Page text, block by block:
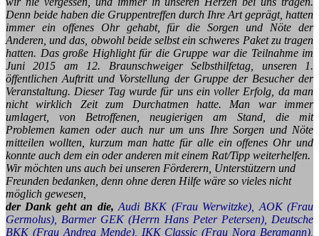
Denn beide haben die Gruppentreffen durch Ihre Art geprägt, hatten
immer ein offenes Ohr gehabt, für die Sorgen und Nöte der
Anderen, und das, obwohl beide selbst ein schweres Paket zu tragen
hatten. Das große Highlight für die Gruppe war die Teilnahme im
Juni 2015 am 12. Braunschweiger Selbsthilfetag, unseren 1.
öffentlichen Auftritt und Vorstellung der Gruppe der Besucher der
Veranstaltung. Dieser Tag wurde für uns ein voller Erfolg, da man
nicht wirklich Zeit zum Durchatmen hatte. Man war immer
umlagert, von Betroffenen, neugierigen am Stand, die mit
Problemen kamen oder auch nur um uns Ihre Sorgen und Nöte
mitteilen wollten, kurzum man hatte für alle ein offenes Ohr und
konnte auch dem ein oder anderen mit einem Rat/Tipp weiterhelfen.
Wir möchten uns auch bei unseren Förderern, Unterstützern und
Freunden bedanken, denn ohne deren Hilfe wäre so vieles nicht
möglich gewesen,
der Dank geht an die, Audi BKK (Frau Werwitzke), AOK (Frau
Germolus), Barmer GEK (Herrn Hans Peter Petersen), Deutsche
BKK (Frau Andrea Mende), IKK Classic (Frau Nora Bergmann),